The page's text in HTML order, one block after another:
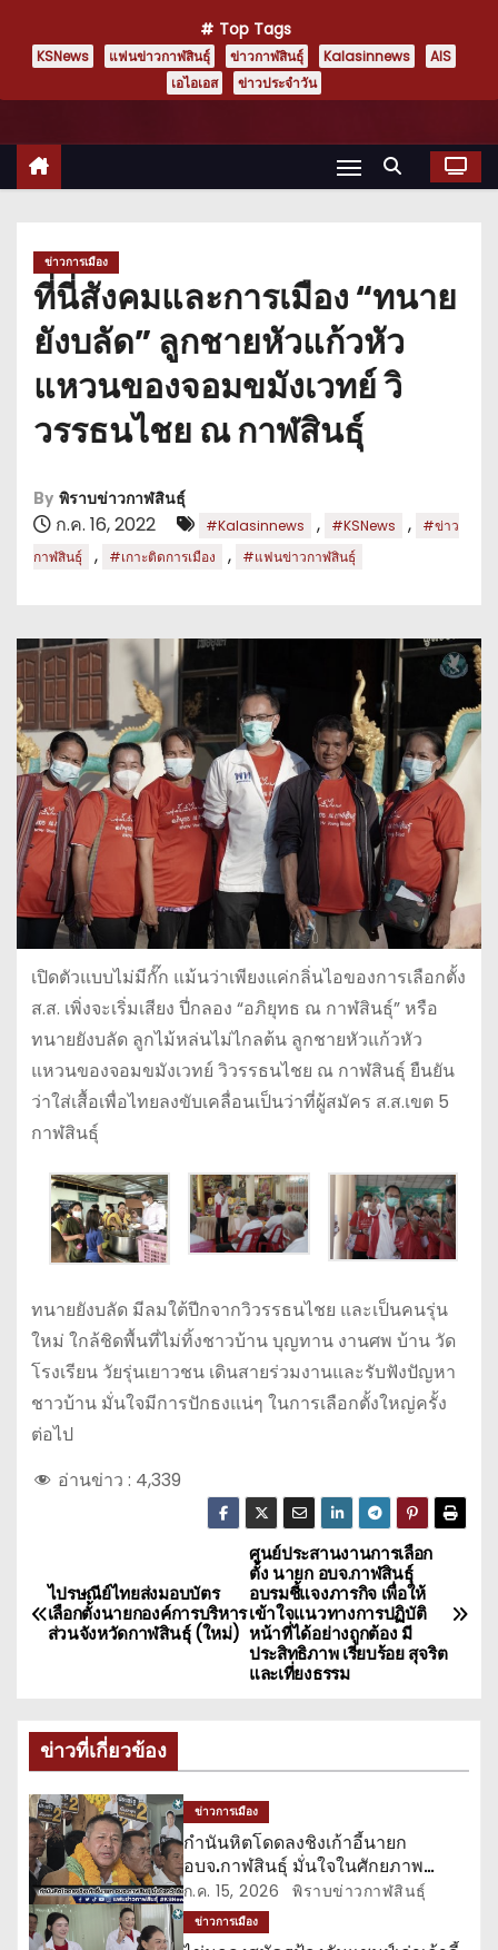
Top Tags
KSNews แฟนข่าวกาฬสินธุ์ ข่าวกาฬสินธุ์ Kalasinnews
AIS
เอไอเอส
ข่าวประจำวัน
ข่าวการเมือง
ที่นี่สังคมและการเมือง “ทนาย
ยังบลัด” ลูกชายหัวแก้วหัว
แหวนของจอมขมังเวทย์ วิ
วรรธนไชย ณ กาฬสินธุ์
By พิราบข่าวกาฬสินธุ์
ก.ค. 16, 2022 #Kalasinnews , #KSNews ,
#ข่าว
กาฬสินธุ์
, #เกาะติดการเมือง , #แฟนข่าวกาฬสินธุ์
เปิดตัวแบบไม่มีกั๊ก แม้นว่าเพียงแค่กลิ่นไอของการเลือกตั้ง
ส.ส. เพิ่งจะเริ่มเสียง ปี่กลอง “อภิยุทธ ณ กาฬสินธุ์” หรือ
ทนายยังบลัด ลูกไม้หล่นไม่ไกลต้น ลูกชายหัวแก้วหัว
แหวนของจอมขมังเวทย์ วิวรรธนไชย ณ กาฬสินธุ์ ยืนยัน
ว่าใส่เสื้อเพื่อไทยลงขับเคลื่อนเป็นว่าที่ผู้สมัคร ส.ส.เขต 5
กาฬสินธุ์
ทนายยังบลัด มีลมใต้ปีกจากวิวรรธนไชย และเป็นคนรุ่น
ใหม่ ใกล้ชิดพื้นที่ไม่ทิ้งชาวบ้าน บุญทาน งานศพ บ้าน วัด
โรงเรียน วัยรุ่นเยาวชน เดินสายร่วมงานและรับฟังปัญหา
ชาวบ้าน มั่นใจมีการปักธงแน่ๆ ในการเลือกตั้งใหญ่ครั้ง
ต่อไป
อ่านข่าว : 4,339
น
น
ว
เ
รื่
อ
ศูนย์ประสานงานการเลือก
ตั้ง นายก อบจ.กาฬสินธุ์
อบรมชี้แจงภารกิจ เพื่อให้
เข้าใจแนวทางการปฏิบัติ
หน้าที่ได้อย่างถูกต้อง มี
ประสิทธิภาพ เรียบร้อย สุจริต
และเที่ยงธรรม
ไปรษณีย์ไทยส่งมอบบัตร
เลือกตั้งนายกองค์การบริหาร
ส่วนจังหวัดกาฬสินธุ์ (ใหม่)
ข่าวที่เกี่ยวข้อง
ข่าวการเมือง
กำนันหิตโดดลงชิงเก้าอี้นายก
อบจ.กาฬสินธุ์ มั่นใจในศักยภาพ
ตนเองและพวก
ก.ค. 15, 2026 พิราบข่าวกาฬสินธุ์
ข่าวการเมือง